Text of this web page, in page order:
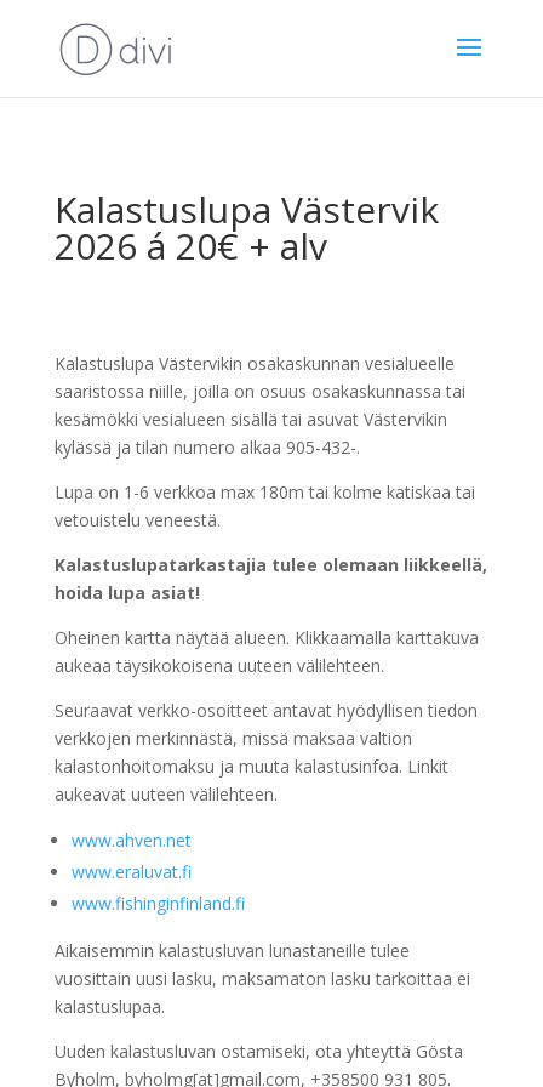
Kalastuslupa Västervik
2026 á 20€ + alv
Kalastuslupa Västervikin osakaskunnan vesialueelle
saaristossa niille, joilla on osuus osakaskunnassa tai
kesämökki vesialueen sisällä tai asuvat Västervikin
kylässä ja tilan numero alkaa 905-432-.
Lupa on 1-6 verkkoa max 180m tai kolme katiskaa tai
vetouistelu veneestä.
Kalastuslupatarkastajia tulee olemaan liikkeellä,
hoida lupa asiat!
Oheinen kartta näytää alueen. Klikkaamalla karttakuva
aukeaa täysikokoisena uuteen välilehteen.
Seuraavat verkko-osoitteet antavat hyödyllisen tiedon
verkkojen merkinnästä, missä maksaa valtion
kalastonhoitomaksu ja muuta kalastusinfoa. Linkit
aukeavat uuteen välilehteen.
www.ahven.net
www.eraluvat.fi
www.fishinginfinland.fi
Aikaisemmin kalastusluvan lunastaneille tulee
vuosittain uusi lasku, maksamaton lasku tarkoittaa ei
kalastuslupaa.
Uuden kalastusluvan ostamiseki, ota yhteyttä Gösta
Byholm, byholmg[at]gmail.com, +358500 931 805.